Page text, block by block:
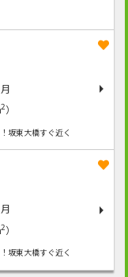
2）
坂東大橋すぐ近く
2）
坂東大橋すぐ近く